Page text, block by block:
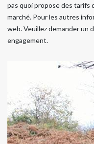
pas quoi propose des tarifs
marché. Pour les autres
web. Veuillez demander
engagement.